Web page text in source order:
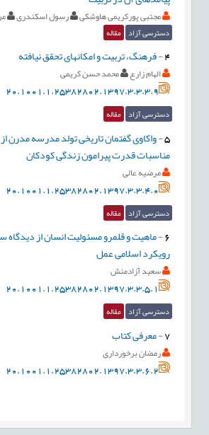
مجتبی پورکریمی هاوشکی رسول اسکندری
دسترسی آزاد مقاله
4
-فرهنگ، تربیت و امکانهای تحقق نیافته
الهام زارع محمد حسن کریمی
20.1001.1.25382802.1397.3.3.3.9
دسترسی آزاد مقاله
5
-واکاوی گفتمان تاریخی تولد مدرسه مدرن از
مناسبات قدرت پیرامون زندگی کودکان
مرضیه عالی
20.1001.1.25382802.1397.3.3.4.0
دسترسی آزاد مقاله
6
-ماهیت و قلمرو مسئولیت انسان از دیدگاه
رویکرد اسلامی عمل
سعید آزادمنش
20.1001.1.25382802.1397.3.3.5.1
دسترسی آزاد مقاله
7
-معرفی کتاب
رمضان برخورداری
20.1001.1.25382802.1397.3.3.6.2